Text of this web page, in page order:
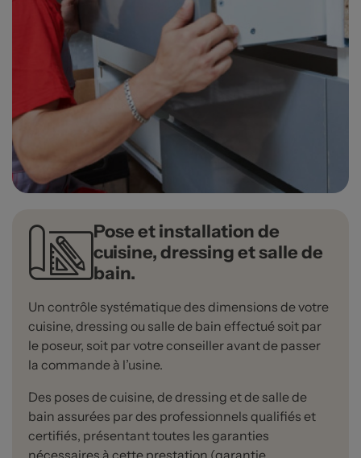
Pose et installation de
cuisine, dressing et salle de
bain.
Un contrôle systématique des dimensions de votre
cuisine, dressing ou salle de bain effectué soit par
le poseur, soit par votre conseiller avant de passer
la commande à l’usine.
Des poses de cuisine, de dressing et de salle de
bain assurées par des professionnels qualifiés et
certifiés, présentant toutes les garanties